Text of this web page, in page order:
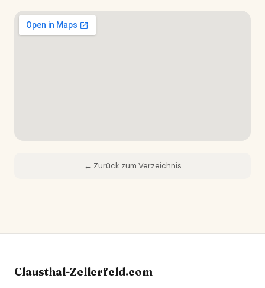
← Zurück zum Verzeichnis
Clausthal-Zellerfeld.com